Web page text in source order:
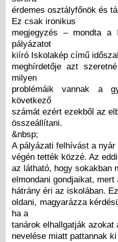
érdemes osztályfőnök és
Ez csak ironikus
megjegyzés – mondta a
pályázatot
kiíró Iskolakép című
meghírdetője azt
milyen
problémáik vannak a
következő
számát ezért ezekből az
összeállítani.
&nbsp;
A pályázati felhívást a nyár
végén tették közzé. Az
az látható, hogy sokakban
elmondani gondjaikat,
hátrány éri az iskolában.
oldani, magyarázza
ha a
tanárok elhallgatják
nevelése miatt pattannak